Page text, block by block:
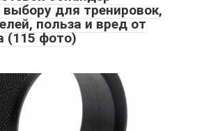
для тренировок,
польза и вред от
(115 фото)